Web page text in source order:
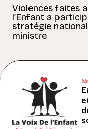
Violences faites
l’Enfant a
stratégie
ministre